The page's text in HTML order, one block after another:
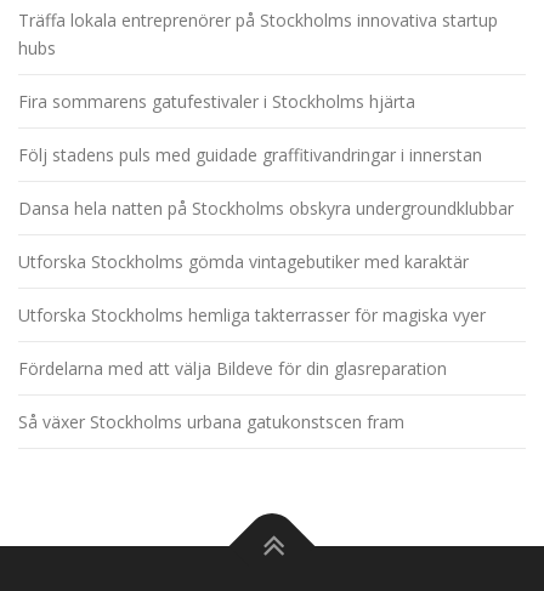
Träffa lokala entreprenörer på Stockholms innovativa startup
hubs
Fira sommarens gatufestivaler i Stockholms hjärta
Följ stadens puls med guidade graffitivandringar i innerstan
Dansa hela natten på Stockholms obskyra undergroundklubbar
Utforska Stockholms gömda vintagebutiker med karaktär
Utforska Stockholms hemliga takterrasser för magiska vyer
Fördelarna med att välja Bildeve för din glasreparation
Så växer Stockholms urbana gatukonstscen fram